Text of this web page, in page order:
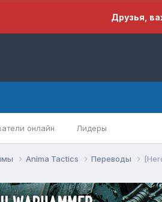
Друзья,
онлайн Лидеры
Anima Tactics Переводы